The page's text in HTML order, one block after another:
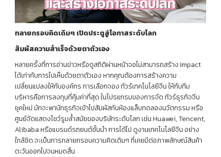
ทลายกรอบคิดเดิมๆ เปิดประตูสู่โอกาสระดับโลก
สัมผัสความสำเร็จด้วยตาตัวเอง
หลายครั้งที่การอ่านข่าวหรือดูสถิติผ่านหน้าจอไม่สามารถสร้าง Impact
ได้เท่ากับการไปเห็นด้วยตาตัวเอง หากคุณต้องการสร้างความ
เปลี่ยนแปลงให้กับองค์กร การเลือกจอง ทัวร์เทคโนโลยีจีน ให้กับทีม
บริหารคือการลงทุนที่คุ้มค่าที่สุด ในโปรแกรมของการจัด ทัวร์ธุรกิจจีน
ยุคใหม่ มักจะพานักธุรกิจเข้าไปสัมผัสกับห้องแล็บทดลองนวัตกรรม หรือ
ศูนย์จัดแสดงโชว์รูมล้ำสมัยของบริษัทระดับโลก เช่น Huawei, Tencent,
Alibaba หรือแบรนด์รถยนต์ชั้นนำ การได้ไป ดูงานเทคโนโลยีจีน อย่าง
ใกล้ชิด จะเป็นการทลายกรอบความคิดเดิมๆ ที่เคยมีต่อภาพลักษณ์สินค้า
ตะวันออกไปจนหมดสิ้น